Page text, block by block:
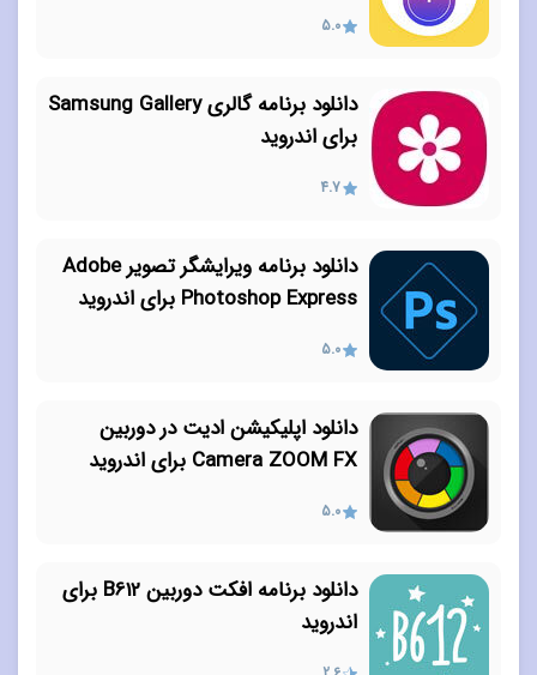
5.0
دانلود برنامه گالری Samsung Gallery
برای اندروید
4.7
دانلود برنامه ویرایشگر تصویر Adobe
Photoshop Express برای اندروید
5.0
دانلود اپلیکیشن ادیت در دوربین
Camera ZOOM FX برای اندروید
5.0
دانلود برنامه افکت دوربین B612 برای
اندروید